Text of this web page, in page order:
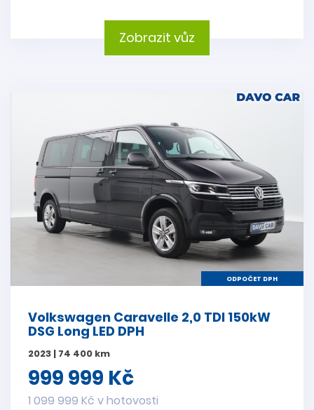
Zobrazit vůz
ODPOČET DPH
Volkswagen Caravelle 2,0 TDI 150kW
DSG Long LED DPH
2023 | 74 400 km
999 999 Kč
1 099 999 Kč v hotovosti